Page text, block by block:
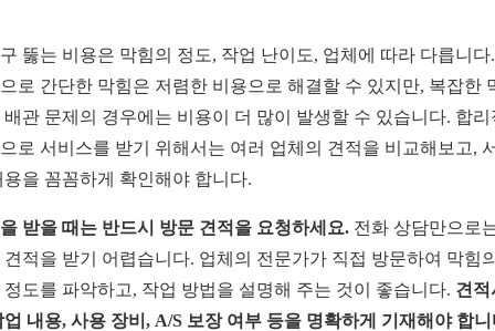
뚫는 비용은 막힘의 정도, 작업 난이도, 업체에 따라 다릅니다
로 간단한 막힘은 저렴한 비용으로 해결할 수 있지만, 복잡한
배관 문제의 경우에는 비용이 더 많이 발생할 수 있습니다. 합리
로 서비스를 받기 위해서는 여러 업체의 견적을 비교해보고,
용을 꼼꼼하게 확인해야 합니다.
받을 때는 반드시 방문 견적을 요청하세요. 전화 상담만으로
견적을 받기 어렵습니다. 업체의 전문가가 직접 방문하여 막힘
정도를 파악하고, 작업 방법을 설명해 주는 것이 좋습니다. 견적
업 내용, 사용 장비, A/S 보장 여부 등을 명확하게 기재해야 합니